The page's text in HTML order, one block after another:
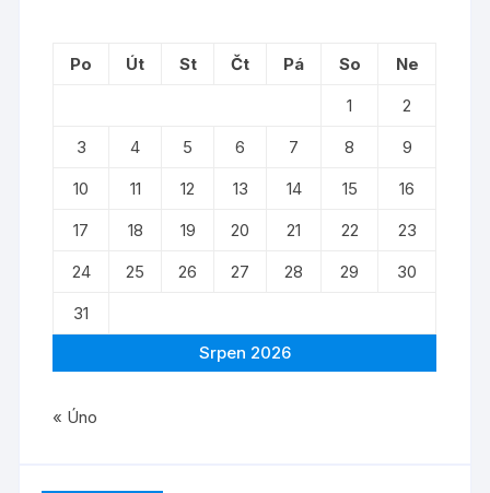
Srpen 2026
Po Út St Čt Pá So
Ne
1
2
3
4 5 6 7 8
9
10
11 12 13 14 15
16
17
18 19 20 21 22
23
24
25 26 27 28 29
30
31
« Úno